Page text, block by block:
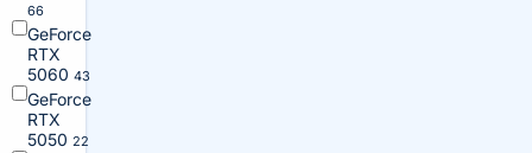
66
GeForce
RTX
5060 43
GeForce
RTX
5050 22